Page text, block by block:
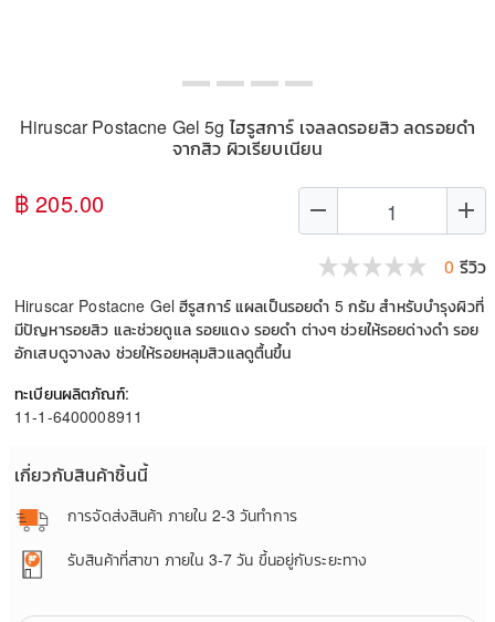
Hiruscar Postacne Gel 5g ไฮรูสการ์ เจลลดรอยสิว ลดรอยดำ
จากสิว ผิวเรียบเนียน
฿ 205.00 remove add
0 รีวิว
Hiruscar Postacne Gel ฮีรูสการ์ แผลเป็นรอยดำ 5 กรัม สำหรับบำรุงผิวที่
มีปัญหารอยสิว และช่วยดูแล รอยแดง รอยดำ ต่างๆ ช่วยให้รอยด่างดำ รอย
อักเสบดูจางลง ช่วยให้รอยหลุมสิวแลดูตื้นขึ้น
ทะเบียนผลิตภัณฑ์:
11-1-6400008911
เกี่ยวกับสินค้าชิ้นนี้
การจัดส่งสินค้า ภายใน 2-3 วันทำการ
รับสินค้าที่สาขา ภายใน 3-7 วัน ขึ้นอยู่กับระยะทาง